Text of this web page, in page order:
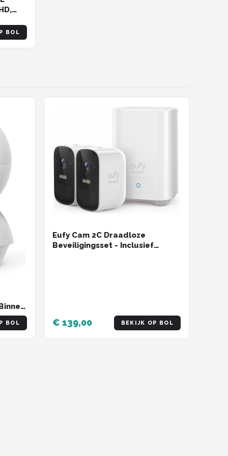
BOL
BOL
Eufy Cam 2C Draadloze
Beveiligingsset - Inclusief
€ 139,00 BEKIJK OP BOL